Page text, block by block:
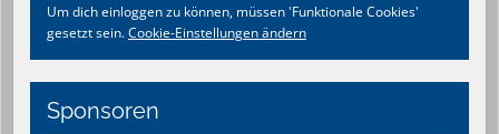
Um dich einloggen zu können, müssen 'Funktionale Cookies'
gesetzt sein.Cookie-Einstellungen ändern
Sponsoren